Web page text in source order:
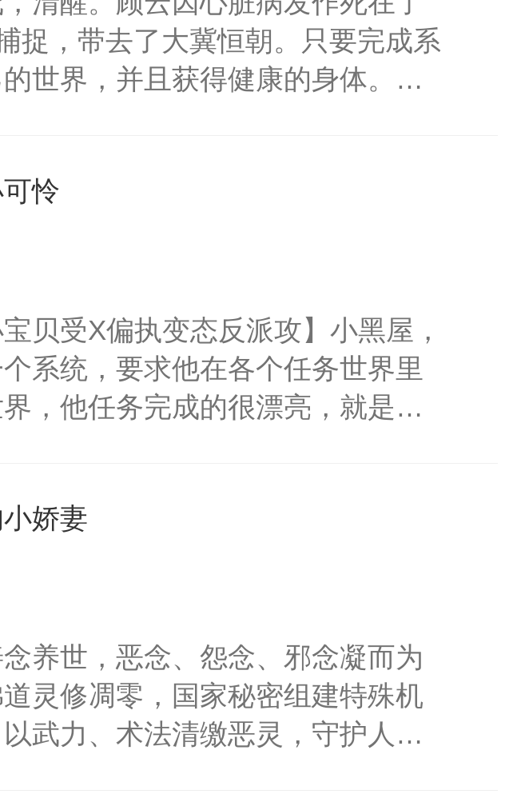
捉，带去了大冀恒朝。只要完成系
世界，并且获得健康的身体。大
统007带顾云去到大冀恒朝，为恒
一个从未存在于历史上的王朝，
育的能力，额头上多了一颗红色
，顾云不得不开始在后宫中谋
，最终坐上后位。
怜
贝受X偏执变态反派攻】小黑屋，
系统，要求他在各个任务世界里
，他任务完成的很漂亮，就是过
一吻：“你这样子真的很美。”金属
的海蛇一族的族长，缠绕在哭泣
哈。微博指名：名字是玉。微博
群2:743736969，回答问题可进
娇妻
养世，恶念、怨念、邪念凝而为
灵修凋零，国家秘密组建特殊机
武力、术法清缴恶灵，守护人间